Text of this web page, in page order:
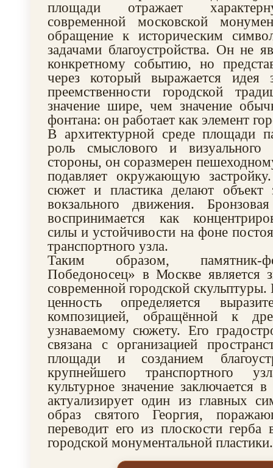
площади отражает
современной московской
обращение к историческим
задачами благоустройства. Он не
конкретному событию, но
через который выражается
преемственности городской
значение шире, чем значение
фонтана: он работает как элемент
В архитектурной среде площади
роль смыслового и
стороны, он соразмерен
подавляет окружающую
сюжет и пластика делают
вокзального движения.
воспринимается как
силы и устойчивости на фоне
транспортного узла.
Таким образом, памятник-
Победоносец» в Москве является
современной городской скульптуры.
ценность определяется
композицией, обращённой к
узнаваемому сюжету. Его
связана с организацией
площади и созданием
крупнейшего транспортного
культурное значение заключается
актуализирует один из главных
образ святого Георгия,
переводит его из плоскости
городской монументальной пластики.